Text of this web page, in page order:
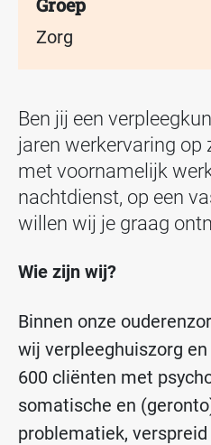
Zorg
Ben jij een
jaren werkervaring op
met voornamelijk
nachtdienst, op een
willen wij je graag
Wie zijn wij?
Binnen onze
wij verpleeghuiszorg
600 cliënten met
somatische en
problematiek,